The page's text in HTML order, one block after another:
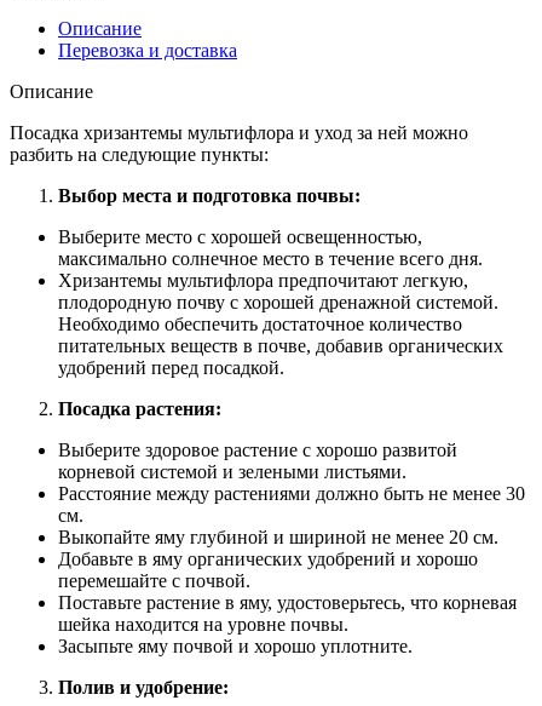
Описание
Перевозка и доставка
Описание
Посадка хризантемы мультифлора и уход за ней можно
разбить на следующие пункты:
Выбор места и подготовка почвы:
Выберите место с хорошей освещенностью,
максимально солнечное место в течение всего дня.
Хризантемы мультифлора предпочитают легкую,
плодородную почву с хорошей дренажной системой.
Необходимо обеспечить достаточное количество
питательных веществ в почве, добавив органических
удобрений перед посадкой.
Посадка растения:
Выберите здоровое растение с хорошо развитой
корневой системой и зелеными листьями.
Расстояние между растениями должно быть не менее 30
см.
Выкопайте яму глубиной и шириной не менее 20 см.
Добавьте в яму органических удобрений и хорошо
перемешайте с почвой.
Поставьте растение в яму, удостоверьтесь, что корневая
шейка находится на уровне почвы.
Засыпьте яму почвой и хорошо уплотните.
Полив и удобрение: